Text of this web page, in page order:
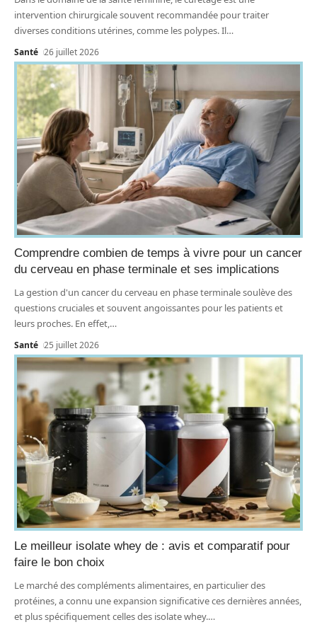
intervention chirurgicale souvent recommandée pour traiter
diverses conditions utérines, comme les polypes. Il…
Santé 26 juillet 2026
Comprendre combien de temps à vivre pour un cancer
du cerveau en phase terminale et ses implications
La gestion d'un cancer du cerveau en phase terminale soulève des
questions cruciales et souvent angoissantes pour les patients et
leurs proches. En effet,…
Santé 25 juillet 2026
Le meilleur isolate whey de : avis et comparatif pour
faire le bon choix
Le marché des compléments alimentaires, en particulier des
protéines, a connu une expansion significative ces dernières années,
et plus spécifiquement celles des isolate whey.…